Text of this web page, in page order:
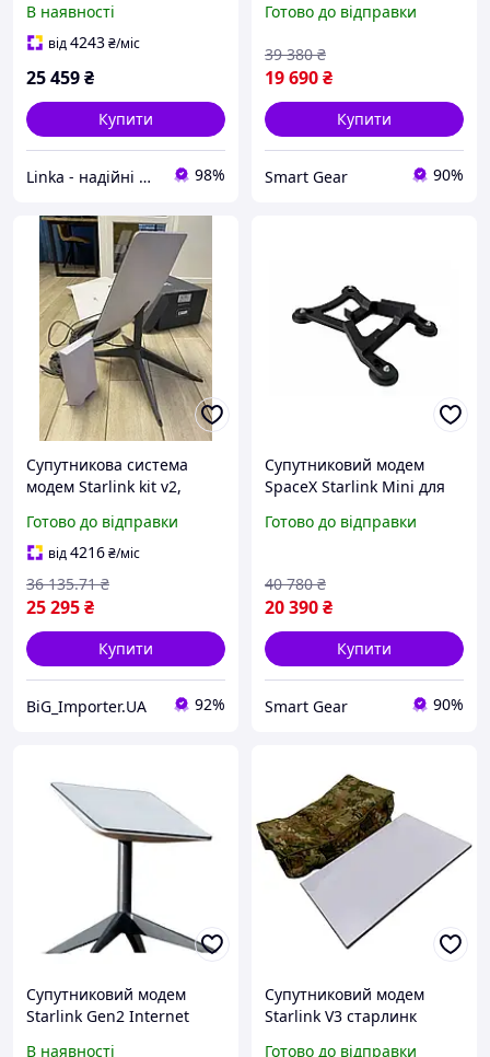
В наявності
від4243₴/міс
25 459₴
Купити
Linka - надійні рішення для зв’язку, інтернету та автономності 98%
Готово до відправки
19 690₴
39 380 ₴
Купити
Smart Gear 90%
Супутникова система
модем Starlink kit v2,
старлінк, Full оплачений
комплект (НЕМА БОРГІВ))
Готово до відправки
від4216₴/міс
25 295₴
36 135.71 ₴
Купити
BiG_Importer.UA 92%
Супутниковий модем
SpaceX Starlink Mini для
супутникового зв'язку
Готово до відправки
20 390₴
40 780 ₴
Купити
Smart Gear 90%
Супутниковий модем
Starlink Gen2 Internet
В наявності
Супутниковий модем
Starlink V3 старлинк
Готово до відправки